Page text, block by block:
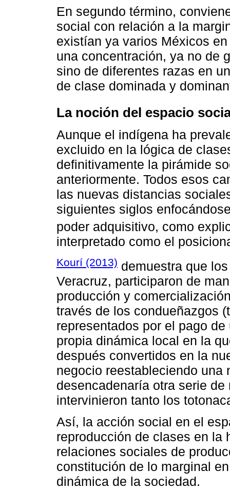
En segundo término,
social con relación a la
existían ya varios Méxicos
una concentración, ya no de
sino de diferentes razas en
de clase dominada y
La noción del espacio
Aunque el indígena ha
excluido en la lógica de
definitivamente la pirámide
anteriormente. Todos esos
las nuevas distancias
siguientes siglos
poder adquisitivo, como
interpretado como el
Kourí (2013) demuestra que
Veracruz, participaron de
producción y
través de los condueñazgos
representados por el pago
propia dinámica local en la
después convertidos en la
negocio reestableciendo una
desencadenaría otra serie
intervinieron tanto los
Así, la acción social en el
reproducción de clases en la
relaciones sociales de
constitución de lo marginal
dinámica de la sociedad.